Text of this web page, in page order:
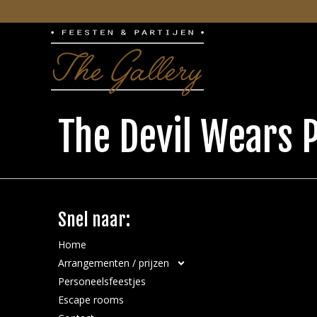
The Devil Wears
Snel naar:
Home
Arrangementen / prijzen
Personeelsfeestjes
Escape rooms